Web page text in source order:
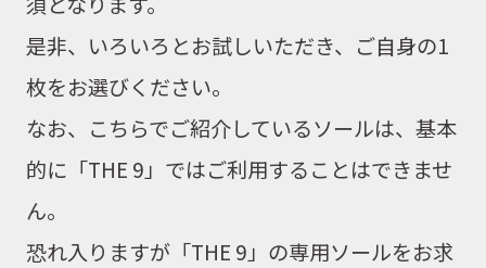
是非、いろいろとお試しいただき、ご自身の1
枚をお選びください。
なお、こちらでご紹介しているソールは、基本
的に「THE 9」ではご利用することはできませ
ん。
恐れ入りますが「THE 9」の専用ソールをお求